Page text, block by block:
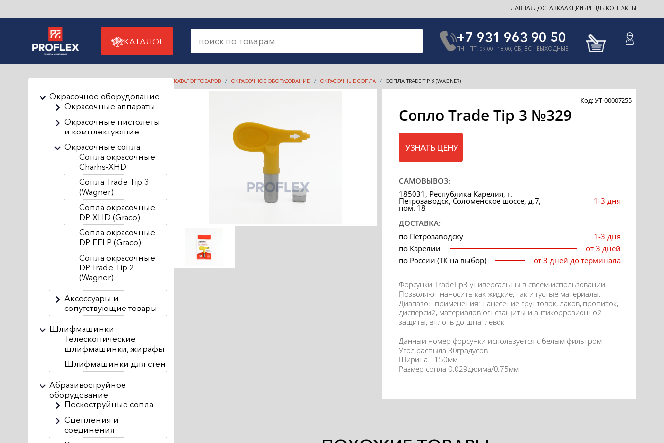
ГЛАВНАЯДОСТАВКААКЦИИ БРЕНДЫ КОНТАКТЫ
КАТАЛОГ +7 931 963 90 50
ПН - ПТ: 09:00 - 18:00; СБ, ВС - ВЫХОДНЫЕ
Окрасочное оборудование
Окрасочные аппараты
Окрасочные пистолеты
и комплектующие
Окрасочные сопла
Сопла окрасочные
Charhs-XHD
Сопла Trade Tip 3
(Wagner)
Сопла окрасочные
DP-XHD (Graco)
Сопла окрасочные
DP-FFLP (Graco)
Сопла окрасочные
DP-Trade Tip 2
(Wagner)
Аксессуары и
сопутствующие товары
Шлифмашинки
Телескопические
шлифмашинки, жирафы
Шлифмашинки для стен
Абразивоструйное
оборудование
Пескоструйные сопла
Сцепления и
соединения
КАТАЛОГ ТОВАРОВ ОКРАСОЧНОЕ ОБОРУДОВАНИЕ ОКРАСОЧНЫЕ СОПЛА СОПЛА TRADE TIP 3 (WAGNER)
Код: УТ-00007255
Сопло Trade Tip 3 №329
УЗНАТЬ ЦЕНУ
САМОВЫВОЗ:
185031, Республика Карелия, г.
Петрозаводск, Соломенское шоссе, д.7,
пом. 18
1-3 дня
ДОСТАВКА:
по Петрозаводску
1-3 дня
по Карелии
от 3 дней
по России (ТК на выбор)
от 3 дней до терминала
Форсунки TradeTip3 универсальны в своём использовании.
Позволяют наносить как жидкие, так и густые материалы.
Диапазон применения: нанесение грунтовок, лаков, пропиток,
дисперсий, материалов огнезащиты и антикоррозионной
защиты, вплоть до шпатлевок
Данный номер форсунки используется с белым фильтром
Угол распыла 30градусов
Ширина - 150мм
Размер сопла 0.029дюйма/0.75мм